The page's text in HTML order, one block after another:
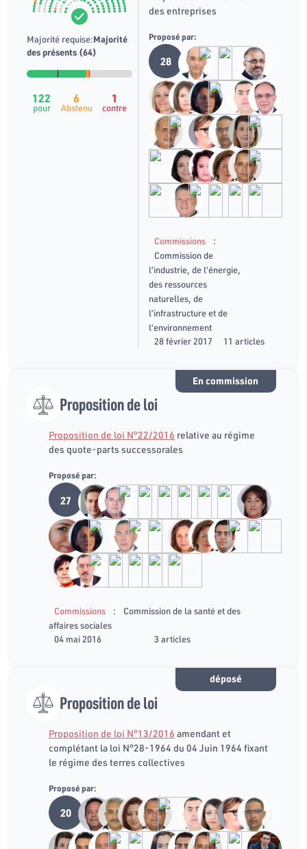
Majorité requise:Majorité
des présents (64)
122
pour
6
Abstenu
1
contre
des entreprises
Proposé par:
28
Commissions :
Commission de
l’industrie, de l’énergie,
des ressources
naturelles, de
l’infrastructure et de
l’environnement
28 février 2017
11 articles
En commission
Proposition de loi
Proposition de loi N°22/2016 relative au régime
des quote-parts successorales
Proposé par:
27
Commissions :
Commission de la santé et des
affaires sociales
04 mai 2016
3 articles
déposé
Proposition de loi
Proposition de loi N°13/2016 amendant et
complétant la loi N°28-1964 du 04 Juin 1964 fixant
le régime des terres collectives
Proposé par:
20